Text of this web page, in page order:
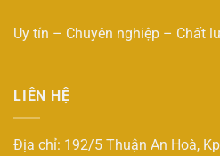
Uy tín – Chuyên nghiệp – Chất
LIÊN HỆ
Địa chỉ: 192/5 Thuận An Hoà,